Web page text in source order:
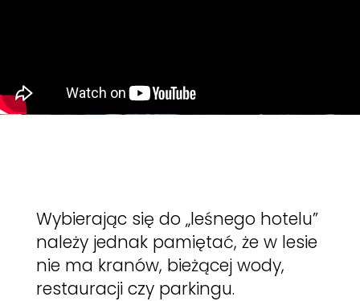
Wybierając się do „leśnego hotelu”
należy jednak pamiętać, że w lesie
nie ma kranów, bieżącej wody,
restauracji czy parkingu.